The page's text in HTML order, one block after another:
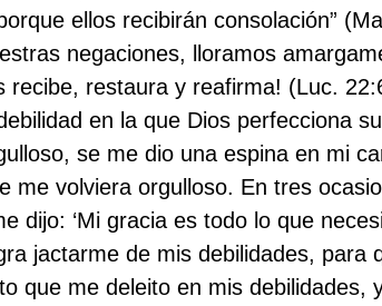
ellos recibirán consolación”
negaciones, lloramos
recibe, restaura y reafirma! (Luc.
en la que Dios perfecciona
se me dio una espina en mi
me volviera orgulloso. En tres
dijo: ‘Mi gracia es todo lo que
jactarme de mis debilidades, para
que me deleito en mis debilidades,